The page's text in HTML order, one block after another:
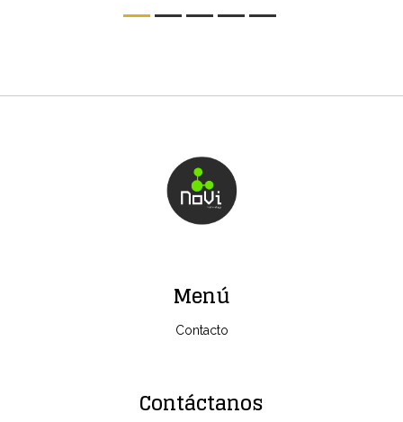
Menú
Contacto
Contáctanos